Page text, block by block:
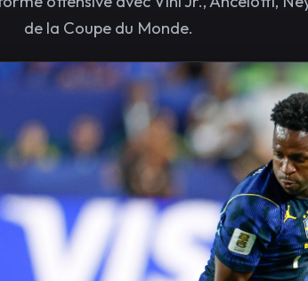
de la Coupe du Monde.